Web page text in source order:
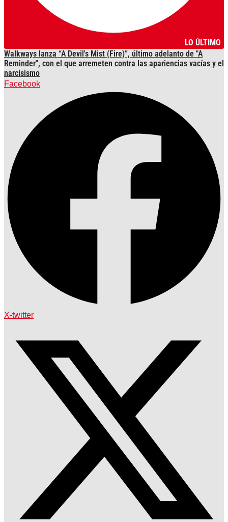
LO ÚLTIMO
Walkways lanza “A Devil's Mist (Fire)”, último adelanto de "A
Reminder", con el que arremeten contra las apariencias vacías y el
narcisismo
Facebook
X-twitter